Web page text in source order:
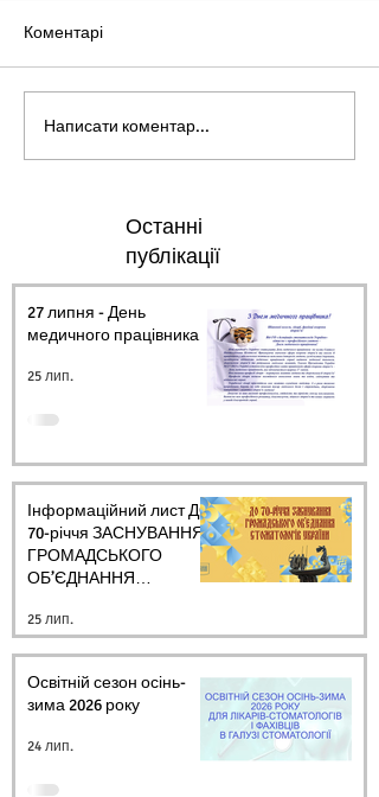
Коментарі
Написати коментар...
Останні
публікації
27 липня - День
медичного працівника.
25 лип.
Інформаційний лист ДО
70-річчя ЗАСНУВАННЯ
ГРОМАДСЬКОГО
ОБ’ЄДНАННЯ
УКРАЇНИ
25 лип.
Освітній сезон осінь-
зима 2026 року
24 лип.